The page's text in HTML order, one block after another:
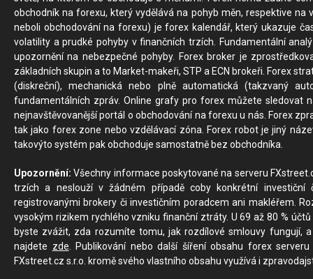
obchodník na forexu, který vydělává na pohyb měn, respektive
neboli obchodování na forexu) je forex kalendář, který ukazuje
volatility a prudké pohyby v finančních trzích. Fundamentální
upozornění na nebezpečné pohyby. Forex broker je
základních skupin a to Market-makeři, STP a ECN brokeři. Forex
(diskreční), mechanická nebo plně automatická (takzvaný
fundamentálních zpráv. Online grafy pro forex můžete sledovat
nejnavštěvovanější portál o obchodování na forexu u nás. Forex
tak jako forex zone nebo vzdělávací zóna. Forex robot je jiný
takovýto systém pak obchoduje samostatně bez obchodníka.
Upozornění: Všechny informace poskytované na serveru
trzích a neslouží v žádném případě coby konkrétní investiční
registrovanými brokery či investičním poradcem ani makléřem.
vysokým rizikem rychlého vzniku finanční ztráty. U 69 až 80 %
byste zvážit, zda rozumíte tomu, jak rozdílové smlouvy fungují,
najdete zde . Publikování nebo další šíření obsahu forex
FXstreet.cz s.r.o. kromě svého vlastního obsahu využívá i